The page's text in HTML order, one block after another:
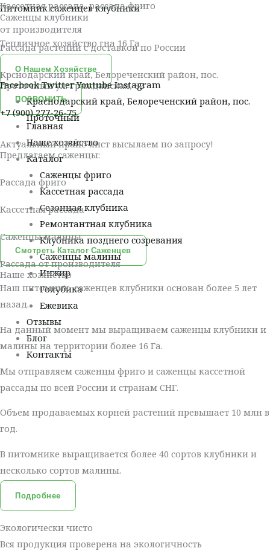
Перейти
к
содержимому
Питомник саженцев клубники
Рассада растений с доставкой по России
Крснодарский край, Белореченский район, пос.
Проточный ул. Гражданская, 82
ПОЗВОНИТЬ
+7 (900) 277-26-75
Меню
Главная
Наше хозяйство
Каталог
Саженцы фриго
Кассетная рассада
Сезонная клубника
Ремонтантная клубника
Клубника позднего созревания
Саженцы малины
Инжир
Голубика
Ежевика
Отзывы
Блог
Контакты
Кассетная рассада, рассада фриго
Саженцы клубники
от производителя
Тепличное хозяйство гна 16 Га
О Нашем Хозяйстве
Facebook Twitter Youtube Instagram
Краснодарский край, Белореченский район, пос.
Проточный
Актуальный прайс-лист высылаем по запросу!
Предлагаем саженцы:
Рассада фриго
Кассетная рассада
Саженцы малины
Смотреть Каталог Саженцев
Рассада от производителя
Наше хозяйство
Наш питомник саженцев клубники основан более 5 лет
назад.
На данный момент мы выращиваем саженцы клубники и
малины на территории более 16 Га.
Мы отправляем саженцы фриго и саженцы кассетной
рассады по всей России и странам СНГ.
Объем продаваемых корней растений превышает 10 млн в
год.
В питомнике выращивается более 40 сортов клубники и
несколько сортов малины.
Подробнее
Экологически чисто
Вся продукция проверена на экологичность